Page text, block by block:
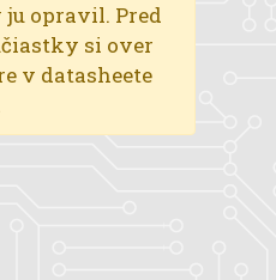
ju opravil. Pred
si over
v datasheete